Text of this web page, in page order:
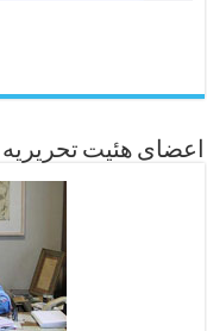
اعضای هئیت تحریریه